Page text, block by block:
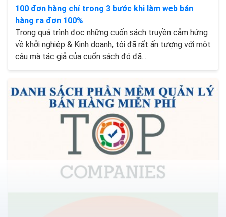
100 đơn hàng chỉ trong 3 bước khi làm web bán
hàng ra đơn 100%
Trong quá trình đọc những cuốn sách truyền cảm hứng
về khởi nghiệp & Kinh doanh, tôi đã rất ấn tượng với một
câu mà tác giả của cuốn sách đó đã...